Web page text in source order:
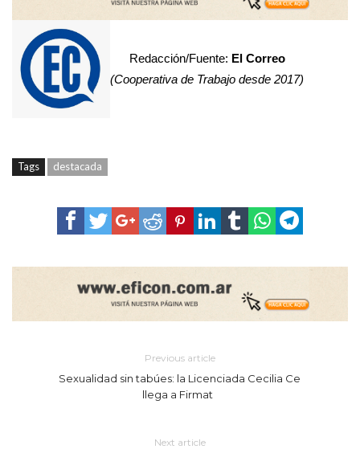
Redacción/Fuente: El Correo
(Cooperativa de Trabajo desde 2017)
Tags destacada
Previous article
Sexualidad sin tabúes: la Licenciada Cecilia Ce
llega a Firmat
Next article